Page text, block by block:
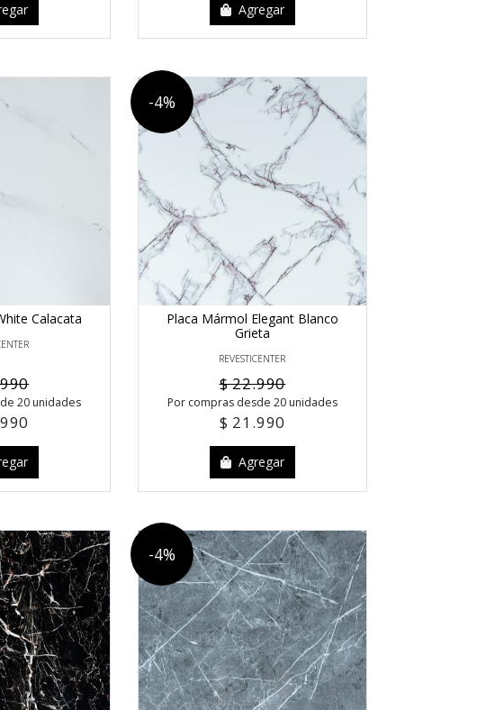
Agregar
Calacata
20 unidades
-4%
Placa Mármol Elegant Blanco
Grieta
REVESTICENTER
$ 22.990
Por compras desde 20 unidades
$ 21.990
Agregar
-4%